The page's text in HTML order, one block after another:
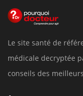
Le site santé de
médicale decryptée
conseils des